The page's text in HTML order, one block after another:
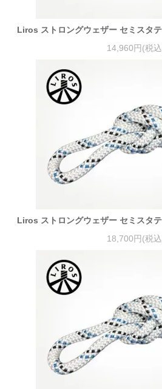
Liros ストロングウェザー セミスタ
14,960円(税
Liros ストロングウェザー セミスタ
18,700円(税